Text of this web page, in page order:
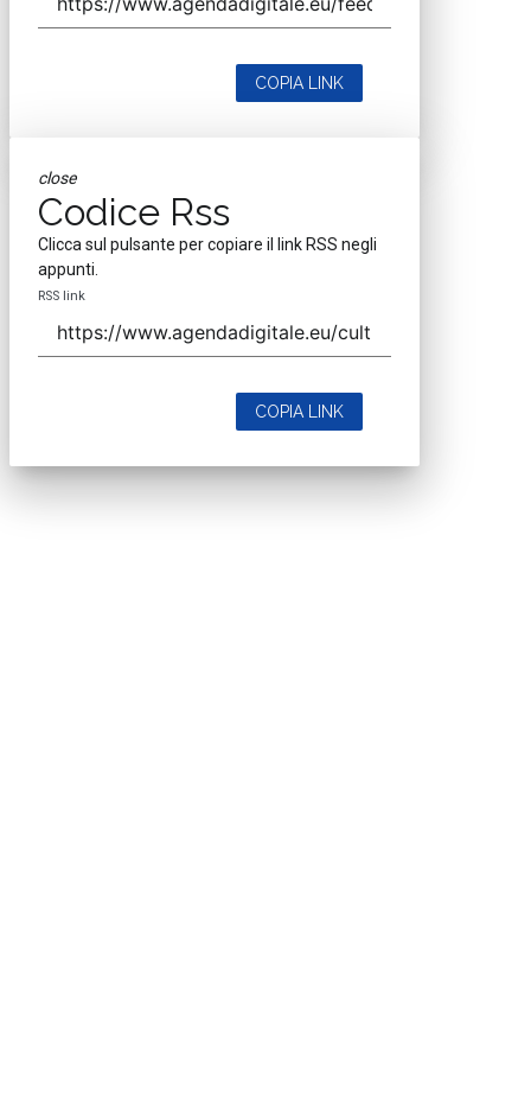
COPIA LINK
close
Codice Rss
Clicca sul pulsante per copiare il link RSS negli
appunti.
RSS link
COPIA LINK